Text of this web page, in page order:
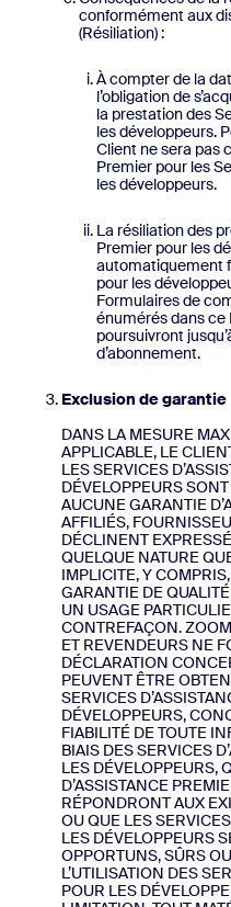
conformément aux
(Résiliation) :
À compter de la
l’obligation de
la prestation des
les développeurs.
Client ne sera pas
Premier pour les
les développeurs.
La résiliation des
Premier pour les
automatiquement
pour les
Formulaires de
énumérés dans ce
poursuivront
d’abonnement.
Exclusion de garantie
DANS LA MESURE
APPLICABLE, LE
LES SERVICES
DÉVELOPPEURS SONT
AUCUNE GARANTIE
AFFILIÉS,
DÉCLINENT
QUELQUE NATURE
IMPLICITE, Y
GARANTIE DE
UN USAGE
CONTREFAÇON.
ET REVENDEURS NE
DÉCLARATION
PEUVENT ÊTRE
SERVICES
DÉVELOPPEURS,
FIABILITÉ DE TOUTE
BIAIS DES SERVICES
LES DÉVELOPPEURS,
D’ASSISTANCE
RÉPONDRONT AUX
OU QUE LES
LES DÉVELOPPEURS
OPPORTUNS, SÛRS
L’UTILISATION DES
POUR LES